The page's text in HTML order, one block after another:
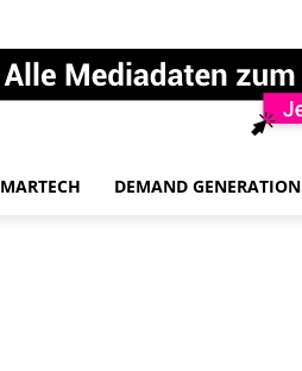
MARTECH DEMAND GENERATION